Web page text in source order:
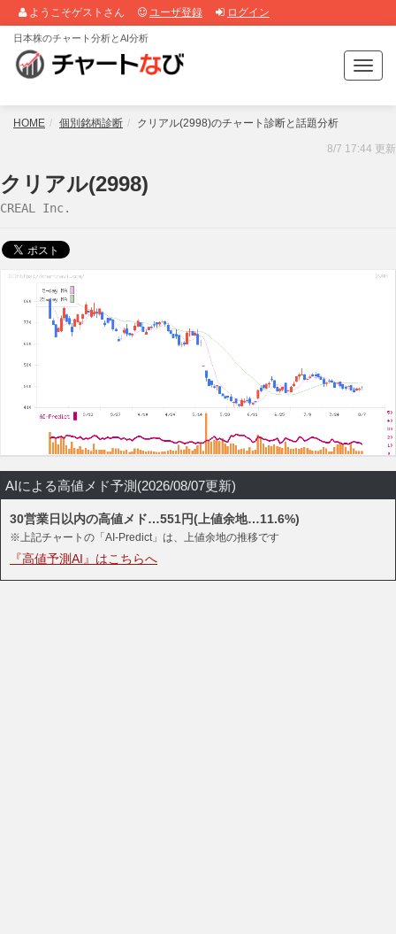
ようこそゲストさん ユーザ登録 ログイン
T
o
g
e
日本株のチャート分析とAI分析
HOME 個別銘柄診断 クリアル(2998)のチャート診断と話題分析
8/7 17:44 更新
クリアル(2998)
CREAL Inc.
AIによる高値メド予測(2026/08/07更新)
30営業日以内の高値メド…551円(上値余地…11.6%)
※上記チャートの「AI-Predict」は、上値余地の推移です
『高値予測AI』はこちらへ